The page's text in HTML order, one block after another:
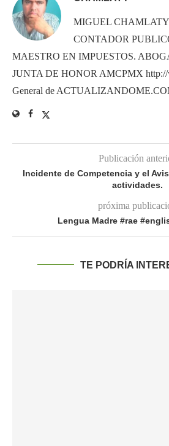
MIGUEL
CONTADOR
MAESTRO EN IMPUESTOS.
JUNTA DE HONOR AMCPMX
General de
Publicación
Incidente de Competencia y el
actividades.
próxima
Lengua Madre #rae
TE PODRÍA